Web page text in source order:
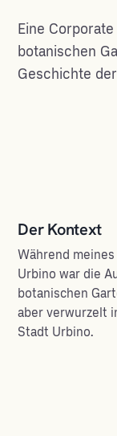
Eine
botanischen
Geschichte
Der Kontext
Während
Urbino war die
botanischen
aber verwurzelt
Stadt Urbino.